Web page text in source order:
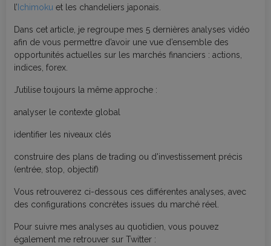
l’Ichimoku et les chandeliers japonais.
Dans cet article, je regroupe mes 5 dernières analyses vidéo
afin de vous permettre d’avoir une vue d’ensemble des
opportunités actuelles sur les marchés financiers : actions,
indices, forex.
J’utilise toujours la même approche :
analyser le contexte global
identifier les niveaux clés
construire des plans de trading ou d'investissement précis
(entrée, stop, objectif)
Vous retrouverez ci-dessous ces différentes analyses, avec
des configurations concrètes issues du marché réel.
Pour suivre mes analyses au quotidien, vous pouvez
également me retrouver sur Twitter :